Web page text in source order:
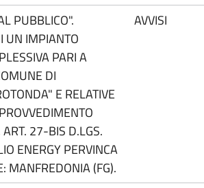
PUBBLICO".
UN IMPIANTO
PARI A
DI
E RELATIVE
27-BIS D.LGS.
ENERGY PERVINCA
MANFREDONIA (FG).
AVVISI